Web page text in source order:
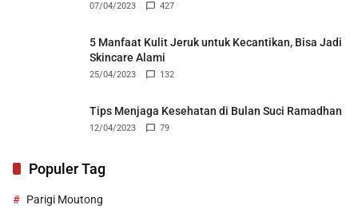
07/04/2023 427
5 Manfaat Kulit Jeruk untuk Kecantikan, Bisa Jadi
Skincare Alami
25/04/2023 132
Tips Menjaga Kesehatan di Bulan Suci Ramadhan
12/04/2023 79
Populer Tag
Parigi Moutong